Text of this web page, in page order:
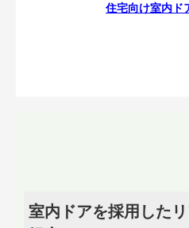
住宅向け室内ド
室内ドアを採用した